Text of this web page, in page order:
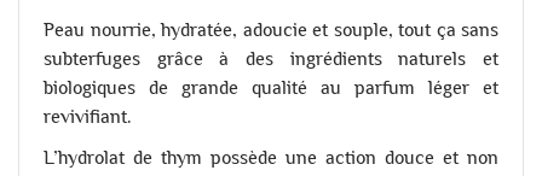
Peau nourrie, hydratée, adoucie et souple, tout ça sans
subterfuges grâce à des ingrédients naturels et
biologiques de grande qualité au parfum léger et
revivifiant.
L’hydrolat de thym possède une action douce et non